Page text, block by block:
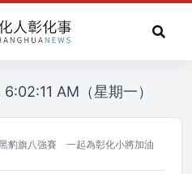
AM（星期一）
豹旗八強賽 一起為彰化小將加油